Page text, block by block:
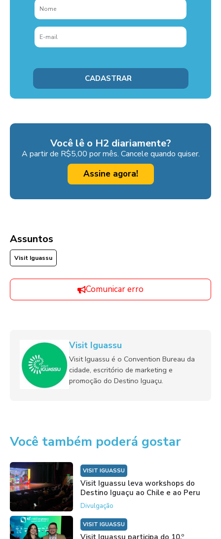
Você lê o H2 diariamente?
A partir de R$5,00 por mês. Cancele quando quiser.
Assine agora!
Assuntos
Visit Iguassu
Comunicar erro
Visit Iguassu
Visit Iguassu é o Convention Bureau da
cidade, escritório de marketing e
promoção do Destino Iguaçu.
Você também poderá gostar
VISIT IGUASSU
Visit Iguassu leva workshops do
Destino Iguaçu ao Chile e ao Peru
Divulgação
VISIT IGUASSU